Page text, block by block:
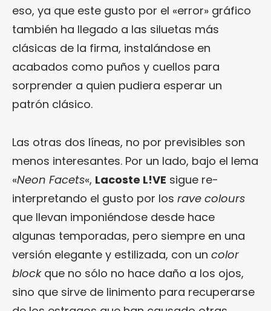
eso, ya que este gusto por el «error» gráfico
también ha llegado a las siluetas más
clásicas de la firma, instalándose en
acabados como puños y cuellos para
sorprender a quien pudiera esperar un
patrón clásico.
Las otras dos líneas, no por previsibles son
menos interesantes. Por un lado, bajo el lema
«Neon Facets«, Lacoste L!VE sigue re-
interpretando el gusto por los rave colours
que llevan imponiéndose desde hace
algunas temporadas, pero siempre en una
versión elegante y estilizada, con un color
blockque no sólo no hace daño a los ojos,
sino que sirve de linimento para recuperarse